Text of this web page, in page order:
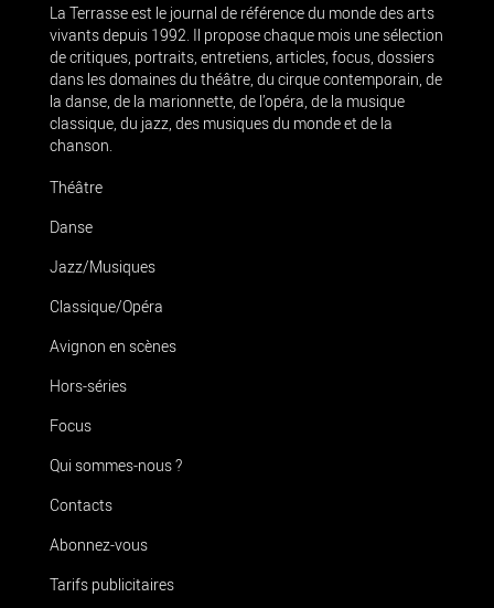
La Terrasse est le journal de référence du monde des arts
vivants depuis 1992. Il propose chaque mois une sélection
de critiques, portraits, entretiens, articles, focus, dossiers
dans les domaines du théâtre, du cirque contemporain, de
la danse, de la marionnette, de l’opéra, de la musique
classique, du jazz, des musiques du monde et de la
chanson.
Théâtre
Danse
Jazz/Musiques
Classique/Opéra
Avignon en scènes
Hors-séries
Focus
Qui sommes-nous ?
Contacts
Abonnez-vous
Tarifs publicitaires